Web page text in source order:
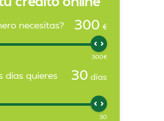
necesitas? 300 €
300€
días quieres
30 días
30